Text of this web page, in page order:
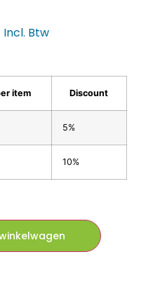
Incl. Btw
item Discount
5%
10%